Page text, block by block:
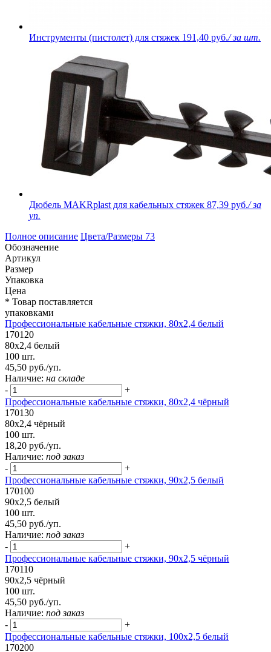
Инструменты (пистолет) для стяжек 191,40 руб./ за шт.
Дюбель MAKRplast для кабельных стяжек 87,39 руб./ за
уп.
Полное описание Цвета/Размеры 73
Обозначение
Артикул
Размер
Упаковка
Цена
* Товар поставляется
упаковками
Профессиональные кабельные стяжки, 80х2,4 белый
170120
80х2,4 белый
100 шт.
45,50 руб./уп.
Наличие: на складе
-
+
Профессиональные кабельные стяжки, 80х2,4 чёрный
170130
80х2,4 чёрный
100 шт.
18,20 руб./уп.
Наличие: под заказ
-
+
Профессиональные кабельные стяжки, 90х2,5 белый
170100
90х2,5 белый
100 шт.
45,50 руб./уп.
Наличие: под заказ
-
+
Профессиональные кабельные стяжки, 90х2,5 чёрный
170110
90х2,5 чёрный
100 шт.
45,50 руб./уп.
Наличие: под заказ
-
+
Профессиональные кабельные стяжки, 100х2,5 белый
170200